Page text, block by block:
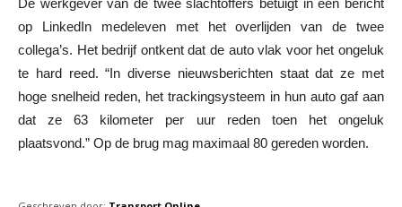
De werkgever van de twee slachtoffers betuigt in een bericht
op LinkedIn medeleven met het overlijden van de twee
collega’s. Het bedrijf ontkent dat de auto vlak voor het ongeluk
te hard reed. “In diverse nieuwsberichten staat dat ze met
hoge snelheid reden, het trackingsysteem in hun auto gaf aan
dat ze 63 kilometer per uur reden toen het ongeluk
plaatsvond.” Op de brug mag maximaal 80 gereden worden.